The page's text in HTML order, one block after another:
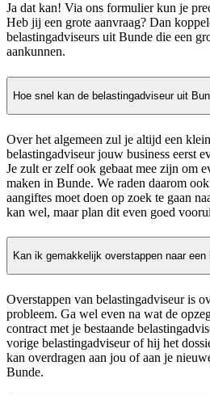
Ja dat kan! Via ons formulier kun je
Heb jij een grote aanvraag? Dan
belastingadviseurs uit Bunde die een
aankunnen.
Hoe snel kan de belastingadviseur uit
Over het algemeen zul je altijd een
belastingadviseur jouw business eerst
Je zult er zelf ook gebaat mee zijn om
maken in Bunde. We raden daarom
aangiftes moet doen op zoek te gaan
kan wel, maar plan dit even goed
Kan ik gemakkelijk overstappen naar
Overstappen van belastingadviseur is
probleem. Ga wel even na wat de
contract met je bestaande
vorige belastingadviseur of hij het
kan overdragen aan jou of aan je
Bunde.